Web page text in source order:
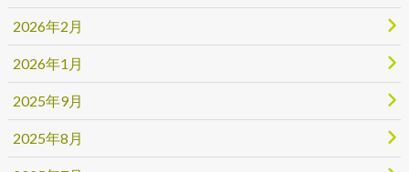
2026年2月
2026年1月
2025年9月
2025年8月